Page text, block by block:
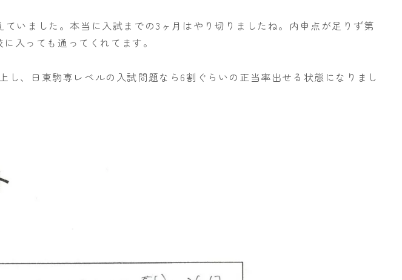
いました。本当に入試までの3ヶ月はやり切りましたね。内申点が足りず第
入っても通ってくれてます。
、日東駒専レベルの入試問題なら6割ぐらいの正当率出せる状態になりまし